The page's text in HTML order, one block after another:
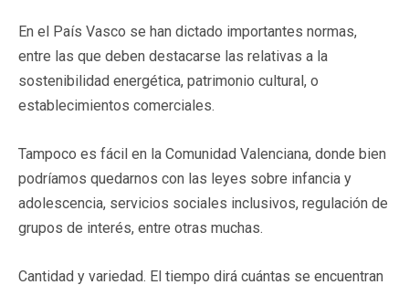
En el País Vasco se han dictado importantes normas,
entre las que deben destacarse las relativas a la
sostenibilidad energética, patrimonio cultural, o
establecimientos comerciales.
Tampoco es fácil en la Comunidad Valenciana, donde bien
podríamos quedarnos con las leyes sobre infancia y
adolescencia, servicios sociales inclusivos, regulación de
grupos de interés, entre otras muchas.
Cantidad y variedad. El tiempo dirá cuántas se encuentran